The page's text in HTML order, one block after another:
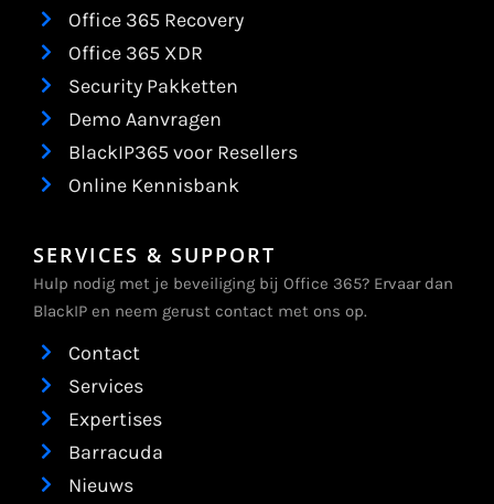
Office 365 Recovery
Office 365 XDR
Security Pakketten
Demo Aanvragen
BlackIP365 voor Resellers
Online Kennisbank
SERVICES & SUPPORT
Hulp nodig met je beveiliging bij Office 365? Ervaar dan
BlackIP en neem gerust contact met ons op.
Contact
Services
Expertises
Barracuda
Nieuws